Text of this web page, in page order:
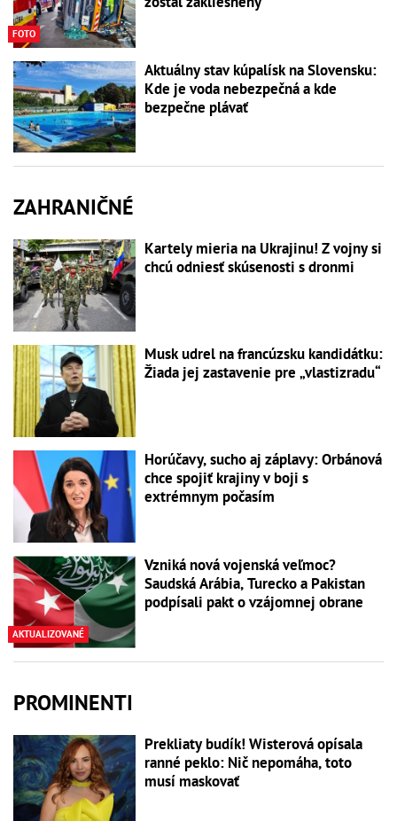
FOTO
Aktuálny stav kúpalísk na Slovensku:
Kde je voda nebezpečná a kde
bezpečne plávať
ZAHRANIČNÉ
Kartely mieria na Ukrajinu! Z vojny si
chcú odniesť skúsenosti s dronmi
Musk udrel na francúzsku kandidátku:
Žiada jej zastavenie pre „vlastizradu“
Horúčavy, sucho aj záplavy: Orbánová
chce spojiť krajiny v boji s
extrémnym počasím
AKTUALIZOVANÉ
Vzniká nová vojenská veľmoc?
Saudská Arábia, Turecko a Pakistan
podpísali pakt o vzájomnej obrane
PROMINENTI
Prekliaty budík! Wisterová opísala
ranné peklo: Nič nepomáha, toto
musí maskovať